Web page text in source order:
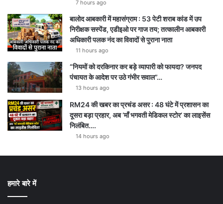
7 hours ago
बालोद आबकारी में महासंग्राम : 53 पेटी शराब कांड में उप
निरीक्षक सस्पेंड, एडीइओ पर गाज तय; तत्कालीन आबकारी
अधिकारी पलक नंद का विवादों से पुराना नाता
11 hours ago
“नियमों को दरकिनार कर बड़े व्यापारी को फायदा? जनपद
पंचायत के आदेश पर उठे गंभीर सवाल”…
13 hours ago
RM24 की खबर का प्रचंड असर : 48 घंटे में प्रशासन का
दूसरा बड़ा प्रहार, अब ‘माँ भगवती मेडिकल स्टोर’ का लाइसेंस
निलंबित….
14 hours ago
हमारे बारे में